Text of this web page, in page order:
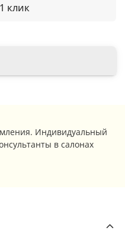
клик
Индивидуальный
в салонах